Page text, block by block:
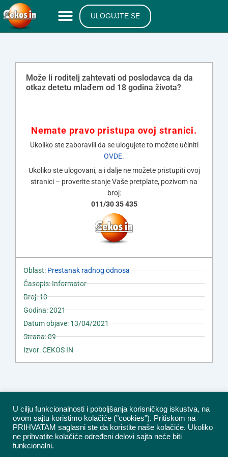
ULOGUJTE SE
Može li roditelj zahtevati od poslodavca da da
otkaz detetu mlađem od 18 godina života?
Nemate pravo pristupa ovoj stranici.
Ukoliko ste zaboravili da se ulogujete to možete učiniti
OVDE.
Ukoliko ste ulogovani, a i dalje ne možete pristupiti ovoj
stranici – proverite stanje Vaše pretplate, pozivom na
broj:
011/30 35 435
Oblast:Prestanak radnog odnosa
Časopis: Informator
Broj: 10
Godina: 2021
Datum objave: 13/04/2021
Strana: 89
Izvor: CEKOS IN
U cilju funkcionalnosti i poboljšanja korisničkog iskustva, na
ovom sajtu koristimo kolačiće ("cookies"). Pritiskom na
PRIHVATAM saglasni ste da koristite naše kolačiće. Ukoliko
ne prihvatite kolačiće određeni delovi sajta neće biti
funkcionalni.